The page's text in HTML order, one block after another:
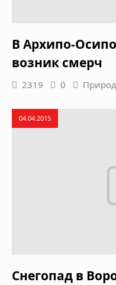
В Архипо-
возник смерч
2319 0
04.04.2015
Снегопад в